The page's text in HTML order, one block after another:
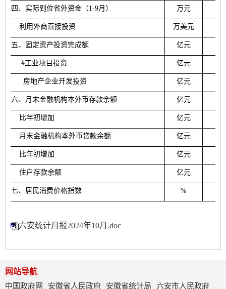
四 、实际到位省外资金 （1-9月） 万元
利用外商直接投资 万美元
五、固定资产投资完成额 亿元
#工业项目投资 亿元
房地产企业开发投资 亿元
六、月末金融机构本外币存款余额 亿元
比年初增加 亿元
月末金融机构本外币贷款余额 亿元
比年初增加 亿元
住户存款余额 亿元
七、居民消费价格指数 %
六安统计月报2024年10月.doc
网站导航
中国政府网
安徽省人民政府 安徽省统计局 六安市人民政府